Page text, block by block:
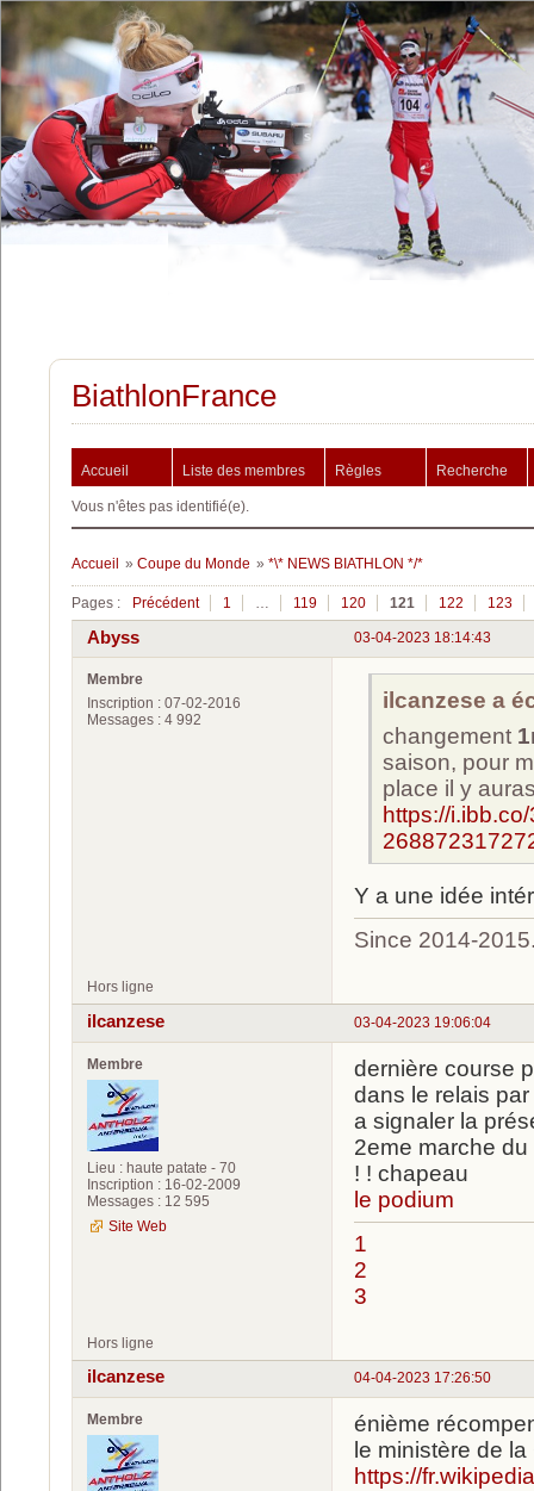
BiathlonFrance
Accueil Liste des membres Règles Recherche
Vous n'êtes pas identifié(e).
Accueil » Coupe du Monde » *\* NEWS BIATHLON */*
Pages : Précédent 1 … 119 120 121 122 123
03-04-2023 18:14:43
Abyss
Membre
Inscription : 07-02-2016
Messages : 4 992
ilcanzese a
changement
saison, pour
place il y
https://
Y a une idée
Since 2014-
Hors ligne
03-04-2023 19:06:04
ilcanzese
Membre
Lieu : haute patate - 70
Inscription : 16-02-2009
Messages : 12 595
Site Web
dernière course
dans le relais
a signaler la
2eme marche
! ! chapeau
le podium
1
2
3
Hors ligne
04-04-2023 17:26:50
ilcanzese
Membre
énième
le ministère de
https://